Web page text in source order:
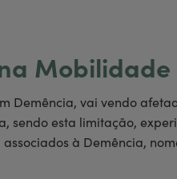
Mobilidade
Demência, vai vendo
sendo esta limitação,
à Demência,